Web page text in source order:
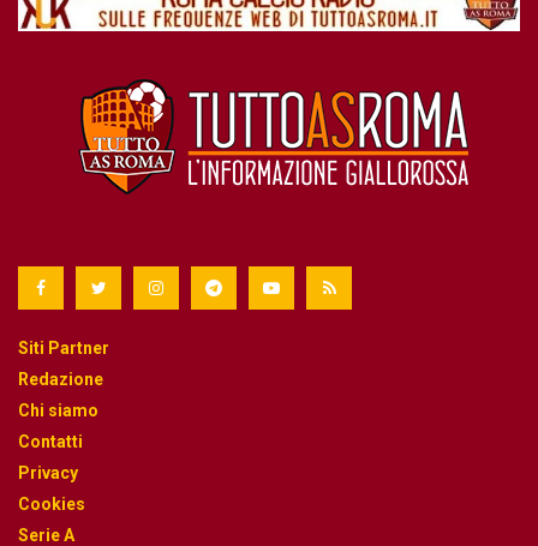
Siti Partner
Redazione
Chi siamo
Contatti
Privacy
Cookies
Serie A